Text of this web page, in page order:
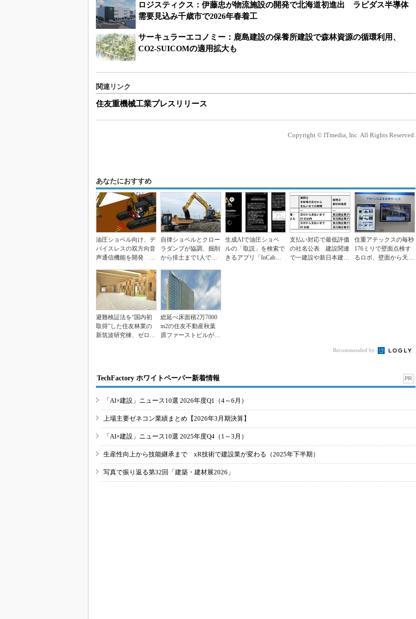
ロジスティクス：伊藤忠が物流施設の開発で北海道初進出 ラピダス半導体
需要見込み千歳市で2026年春着工
サーキュラーエコノミー：鹿島建設の保養所建設で森林資源の循環利用、
CO2-SUICOMの適用拡大も
関連リンク
住友重機械工業プレスリリース
Copyright © ITmedia, Inc. All Rights Reserved.
あなたにおすすめ
油圧ショベル向け、デ
バイスレスの双方向音
声通信機能を開発 住
自律ショベルとクロー
ラダンプが協調、掘削
から排土まで1人で完
生成AIで油圧ショベ
ルの「取説」を検索で
きるアプリ「InCab@
支払い対応で最低評価
の社名公表 建設関連
で一建設や新日本建設
住重アテックスの毎秒
176ミリで壁面点検す
るロボ、壁面から天井
避難検証法を“国内初
取得”した住友林業の
新筑波研究棟、ゼロエ
総延べ床面積2万7000
m2の住友不動産秋葉
原ファーストビルが竣
Recommended by
TechFactory ホワイトペーパー新着情報 PR
「AI×建設」ニュース10選 2026年度Q1（4～6月）
上場主要ゼネコン業績まとめ【2026年3月期決算】
「AI×建設」ニュース10選 2025年度Q4（1～3月）
生産性向上から技能継承まで xR技術で建設業が変わる（2025年下半期）
写真で振り返る第32回「建築・建材展2026」